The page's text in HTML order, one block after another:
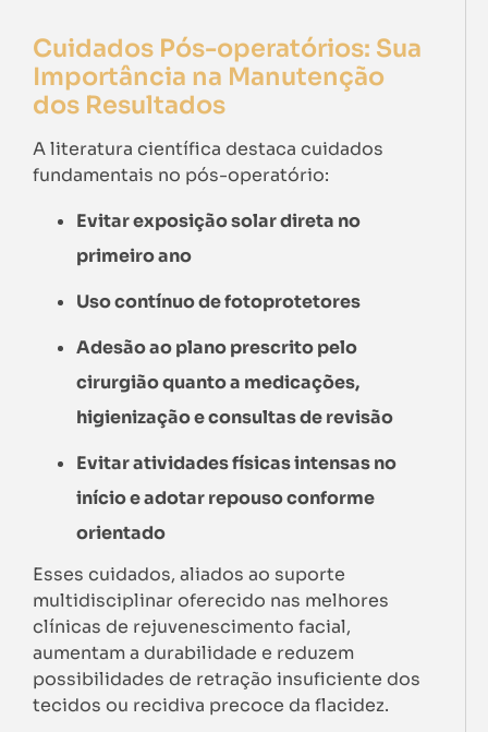
Cuidados Pós-operatórios: Sua
Importância na Manutenção
dos Resultados
A literatura científica destaca cuidados
fundamentais no pós-operatório:
Evitar exposição solar direta no
primeiro ano
Uso contínuo de fotoprotetores
Adesão ao plano prescrito pelo
cirurgião quanto a medicações,
higienização e consultas de revisão
Evitar atividades físicas intensas no
início e adotar repouso conforme
orientado
Esses cuidados, aliados ao suporte
multidisciplinar oferecido nas melhores
clínicas de rejuvenescimento facial,
aumentam a durabilidade e reduzem
possibilidades de retração insuficiente dos
tecidos ou recidiva precoce da flacidez.